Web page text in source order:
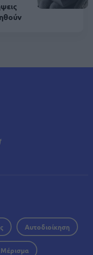
Αυτοδιοίκηση